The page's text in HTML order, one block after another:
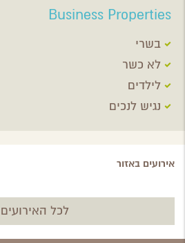
Business Properties
בשרי
לא כשר
לילדים
נגיש לנכים
אירועים באזור
לכל האירועים